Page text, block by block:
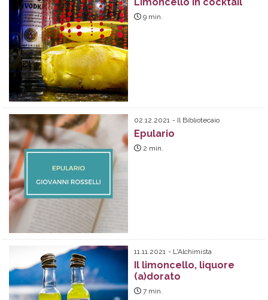
9 min.
02.12.2021 Il Bibliotecaio
Epulario
2 min.
11.11.2021 L'Alchimista
Il limoncello, liquore
(a)dorato
7 min.